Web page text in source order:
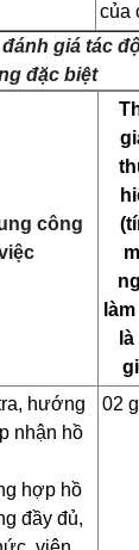
của
giá tác
đặc biệt
công
hướng
nhận hồ
hợp hồ
đầy đủ,
02